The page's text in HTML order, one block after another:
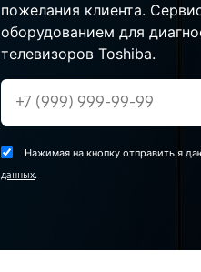
пожелания клиента.
оборудованием для
телевизоров Toshiba.
Нажимая на кнопку отправить я
данных.